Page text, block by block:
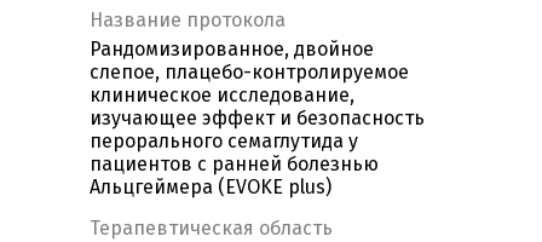
Название протокола
Рандомизированное, двойное
слепое, плацебо-контролируемое
клиническое исследование,
изучающее эффект и безопасность
перорального cемаглутида у
пациентов с ранней болезнью
Альцгеймера (EVOKE plus)
Терапевтическая область